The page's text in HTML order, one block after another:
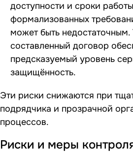
доступности и сроки
формализованных
может быть
составленный договор
предсказуемый уровень
защищённость.
Эти риски снижаются при
подрядчика и прозрачной
процессов.
Риски и меры